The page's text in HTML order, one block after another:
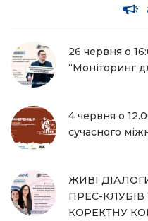
26 червня о
“Моніторинг
4 червня о
сучасного
ЖИВІ
ПРЕС-
КОРЕКТНУ